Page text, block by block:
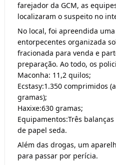
farejador da GCM, as
localizaram o suspeito no
No local, foi apreendida
entorpecentes organizada
fracionada para venda e
preparação. Ao todo, os
Maconha: 11,2 quilos;
Ecstasy:1.350 comprimidos
gramas);
Haxixe:630 gramas;
Equipamentos:Três
de papel seda.
Além das drogas, um
para passar por perícia.